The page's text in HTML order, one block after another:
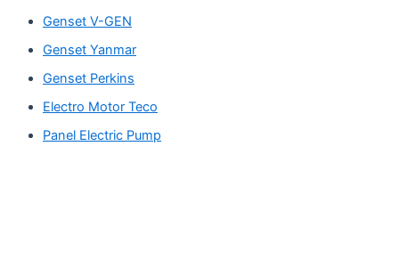
Genset V-GEN
Genset Yanmar
Genset Perkins
Electro Motor Teco
Panel Electric Pump